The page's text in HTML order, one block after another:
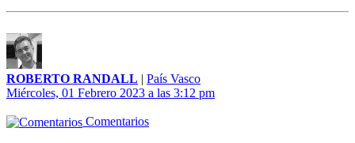
ROBERTO RANDALL | País Vasco
Miércoles, 01 Febrero 2023 a las 3:12 pm
Comentarios